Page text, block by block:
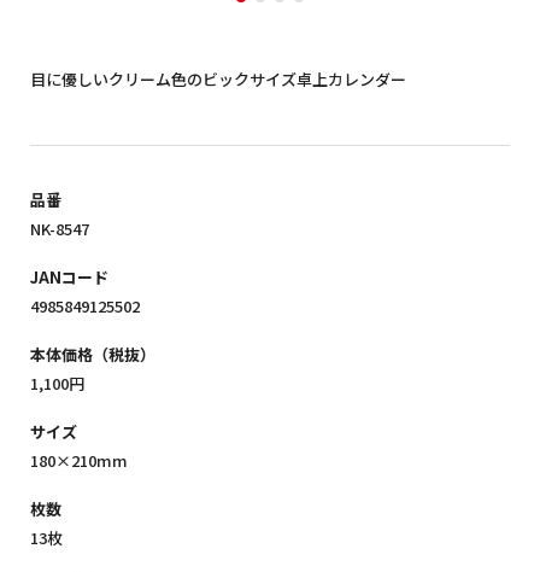
目に優しいクリーム色のビックサイズ卓上カレンダー
品番
NK-8547
JANコード
4985849125502
本体価格（税抜）
1,100円
サイズ
180×210mm
枚数
13枚